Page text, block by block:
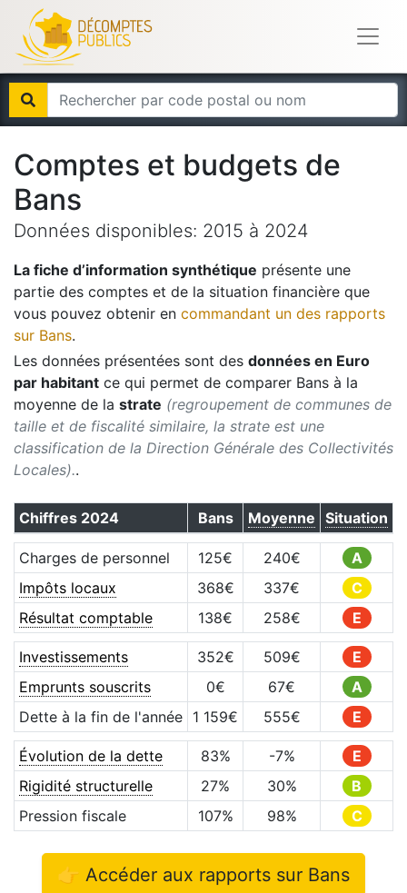
Comptes et budgets de
Bans
Données disponibles: 2015 à 2024
La fiche d’information synthétique présente une
partie des comptes et de la situation financière que
vous pouvez obtenir en commandant un des rapports
sur Bans.
Les données présentées sont des données en Euro
par habitant ce qui permet de comparer Bans à la
moyenne de la strate (regroupement de communes de
taille et de fiscalité similaire, la strate est une
classification de la Direction Générale des Collectivités
Locales)..
Chiffres 2024 Bans Moyenne Situation
Charges de personnel 125€ 240€
A
Impôts locaux
368€ 337€
C
Résultat comptable
138€ 258€ E
Investissements 352€ 509€
E
Emprunts souscrits
0€ 67€
A
Dette à la fin de l'année
1 159€ 555€ E
Évolution de la dette 83% -7%
E
Rigidité structurelle
27% 30%
B
Pression fiscale
107% 98% C
👉 Accéder aux rapports sur Bans